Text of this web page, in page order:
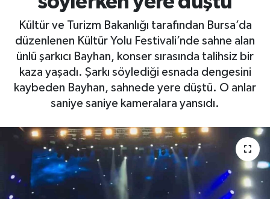
Kültür ve Turizm Bakanlığı tarafından Bursa’da
düzenlenen Kültür Yolu Festivali’nde sahne alan
ünlü şarkıcı Bayhan, konser sırasında talihsiz bir
kaza yaşadı. Şarkı söylediği esnada dengesini
kaybeden Bayhan, sahnede yere düştü. O anlar
saniye saniye kameralara yansıdı.
SPOR
EĞİTİM
YAŞAM
İLÇELER
RESMİ İLANLAR
Tüm Manşetler
Son Dakika Haberleri
Haber Arşivi